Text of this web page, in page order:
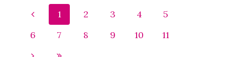
1 2 3 4
5
6
7 8 9 10 11